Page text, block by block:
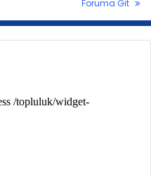
Foruma Git